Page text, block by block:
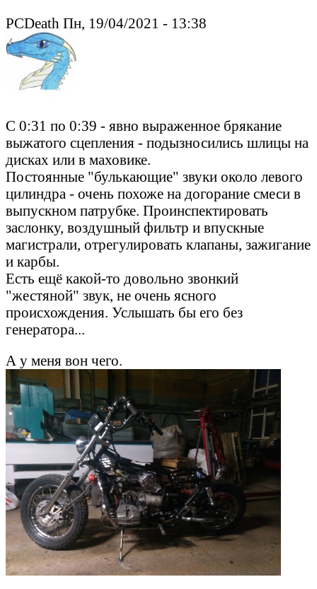
PCDeath Пн, 19/04/2021 - 13:38
С 0:31 по 0:39 - явно выраженное брякание
выжатого сцепления - подызносились шлицы на
дисках или в маховике.
Постоянные "булькающие" звуки около левого
цилиндра - очень похоже на догорание смеси в
выпускном патрубке. Проинспектировать
заслонку, воздушный фильтр и впускные
магистрали, отрегулировать клапаны, зажигание
и карбы.
Есть ещё какой-то довольно звонкий
"жестяной" звук, не очень ясного
происхождения. Услышать бы его без
генератора...
А у меня вон чего.